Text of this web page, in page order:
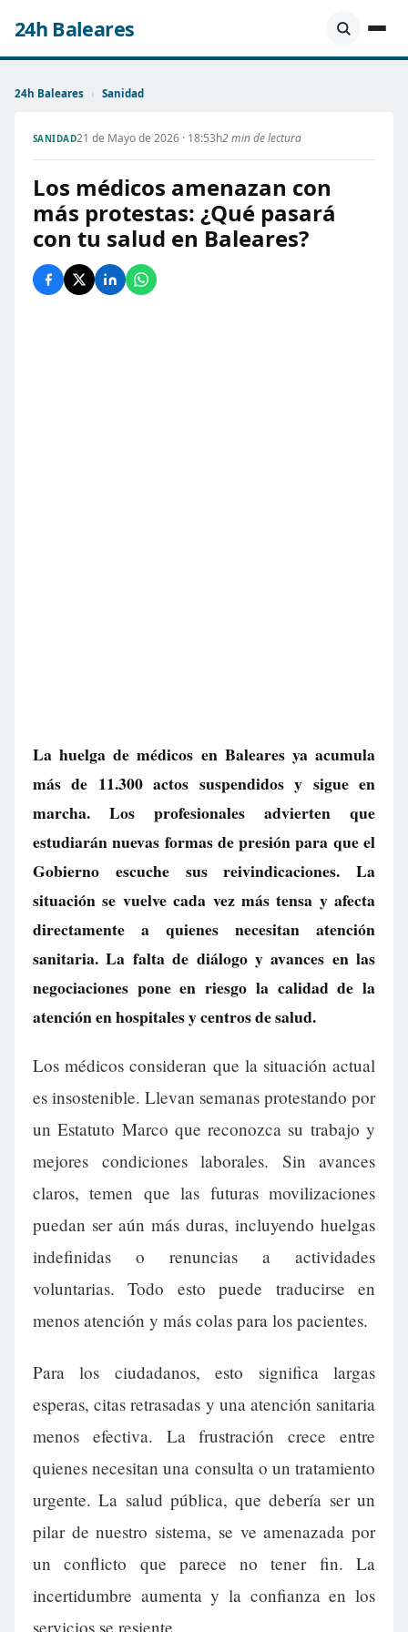
24h Baleares
24h Baleares › Sanidad
SANIDAD21 de Mayo de 2026 · 18:53h2 min de lectura
Los médicos amenazan con
más protestas: ¿Qué pasará
con tu salud en Baleares?
La huelga de médicos en Baleares ya acumula
más de 11.300 actos suspendidos y sigue en
marcha. Los profesionales advierten que
estudiarán nuevas formas de presión para que el
Gobierno escuche sus reivindicaciones. La
situación se vuelve cada vez más tensa y afecta
directamente a quienes necesitan atención
sanitaria. La falta de diálogo y avances en las
negociaciones pone en riesgo la calidad de la
atención en hospitales y centros de salud.
Los médicos consideran que la situación actual
es insostenible. Llevan semanas protestando por
un Estatuto Marco que reconozca su trabajo y
mejores condiciones laborales. Sin avances
claros, temen que las futuras movilizaciones
puedan ser aún más duras, incluyendo huelgas
indefinidas o renuncias a actividades
voluntarias. Todo esto puede traducirse en
menos atención y más colas para los pacientes.
Para los ciudadanos, esto significa largas
esperas, citas retrasadas y una atención sanitaria
menos efectiva. La frustración crece entre
quienes necesitan una consulta o un tratamiento
urgente. La salud pública, que debería ser un
pilar de nuestro sistema, se ve amenazada por
un conflicto que parece no tener fin. La
incertidumbre aumenta y la confianza en los
servicios se resiente.